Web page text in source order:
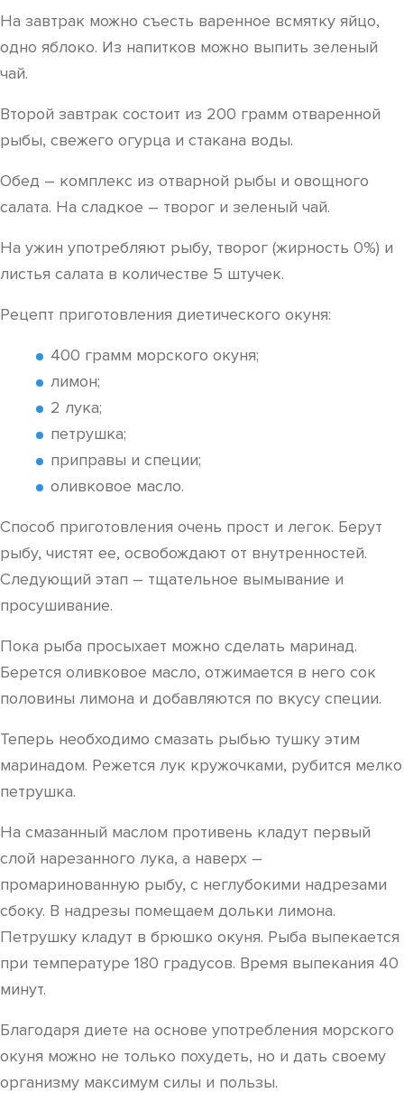
На завтрак можно съесть варенное всмятку яйцо,
одно яблоко. Из напитков можно выпить зеленый
чай.
Второй завтрак состоит из 200 грамм отваренной
рыбы, свежего огурца и стакана воды.
Обед – комплекс из отварной рыбы и овощного
салата. На сладкое – творог и зеленый чай.
На ужин употребляют рыбу, творог (жирность 0%) и
листья салата в количестве 5 штучек.
Рецепт приготовления диетического окуня:
400 грамм морского окуня;
лимон;
2 лука;
петрушка;
приправы и специи;
оливковое масло.
Способ приготовления очень прост и легок. Берут
рыбу, чистят ее, освобождают от внутренностей.
Следующий этап – тщательное вымывание и
просушивание.
Пока рыба просыхает можно сделать маринад.
Берется оливковое масло, отжимается в него сок
половины лимона и добавляются по вкусу специи.
Теперь необходимо смазать рыбью тушку этим
маринадом. Режется лук кружочками, рубится мелко
петрушка.
На смазанный маслом противень кладут первый
слой нарезанного лука, а наверх –
промаринованную рыбу, с неглубокими надрезами
сбоку. В надрезы помещаем дольки лимона.
Петрушку кладут в брюшко окуня. Рыба выпекается
при температуре 180 градусов. Время выпекания 40
минут.
Благодаря диете на основе употребления морского
окуня можно не только похудеть, но и дать своему
организму максимум силы и пользы.